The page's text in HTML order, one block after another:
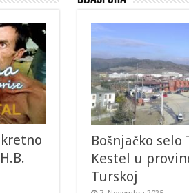
Bošnjačko
Kestel u
Turskoj